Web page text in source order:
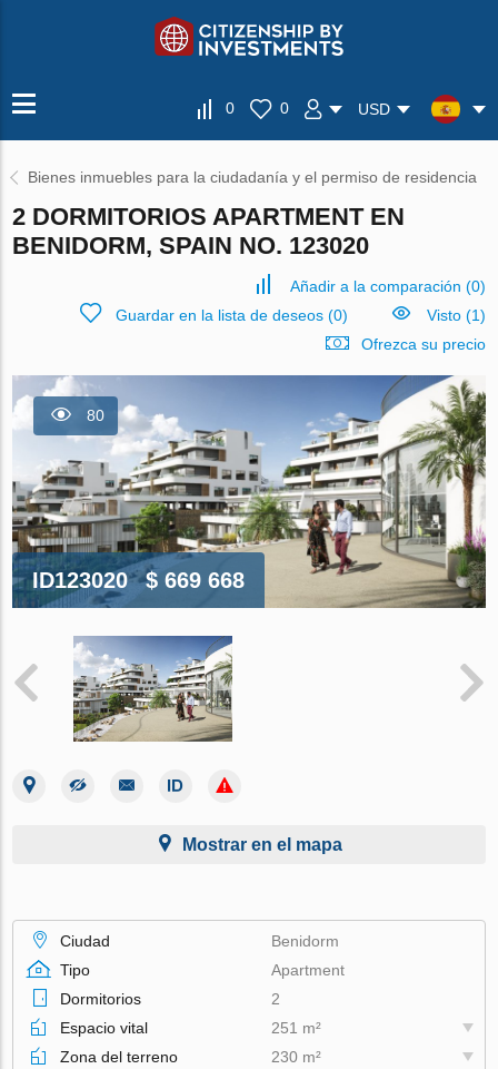
0 0 USD
Bienes inmuebles para la ciudadanía y el permiso de residencia
2 DORMITORIOS APARTMENT EN
BENIDORM, SPAIN NO. 123020
Añadir a la comparación (0)
Guardar en la lista de deseos(0)
Visto (1)
Ofrezca su precio
80
ID123020 $ 669 668
Mostrar en el mapa
Ciudad
Benidorm
Tipo
Apartment
Dormitorios
2
Espacio vital
251 m²
Zona del terreno
230 m²